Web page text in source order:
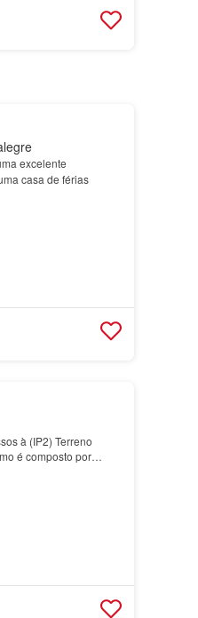
excelente
casa de férias
à (IP2) Terreno
é composto por